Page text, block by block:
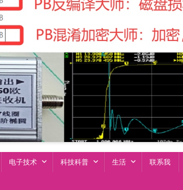
电子技术 科技科普 生活 联系我